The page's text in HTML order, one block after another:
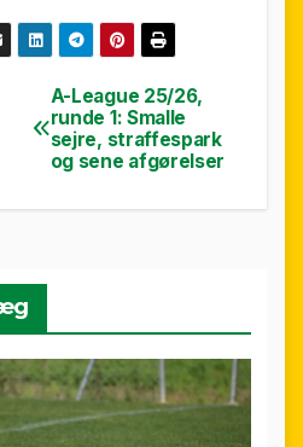
A-League 25/26,
runde 1: Smalle
sejre, straffespark
og sene afgørelser